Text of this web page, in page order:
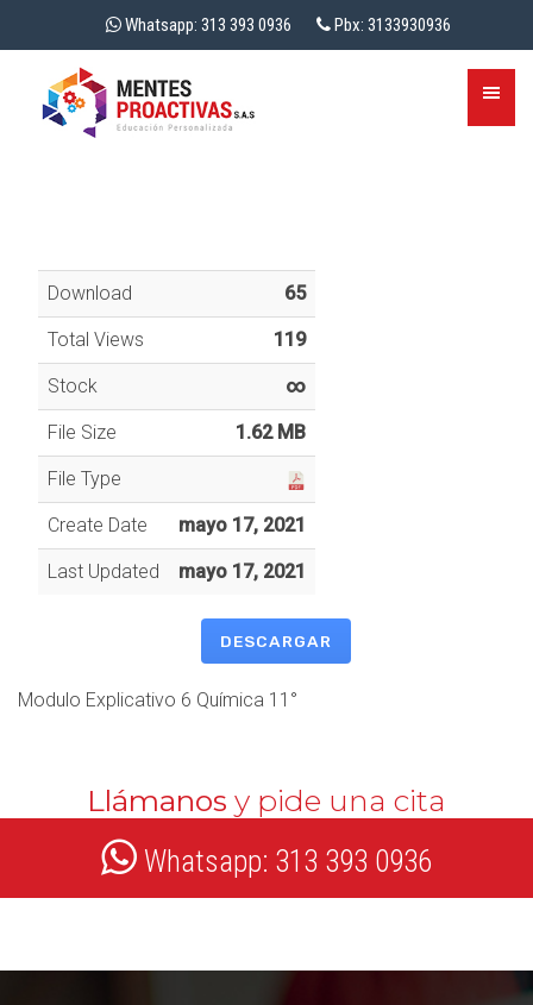
Whatsapp: 313 393 0936 Pbx: 3133930936
Download 65
Total Views 119
Stock ∞
File Size 1.62 MB
File Type
Create Date mayo 17, 2021
Last Updated mayo 17, 2021
DESCARGAR
Modulo Explicativo 6 Química 11°
Llámanos y pide una cita
Whatsapp: 313 393 0936